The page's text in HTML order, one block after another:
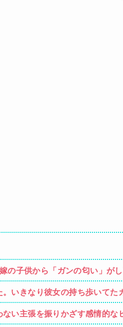
子供から「ガンの匂い」が
・・・
いきなり彼女の持ち歩いてた
い主張を振りかざす感情的な